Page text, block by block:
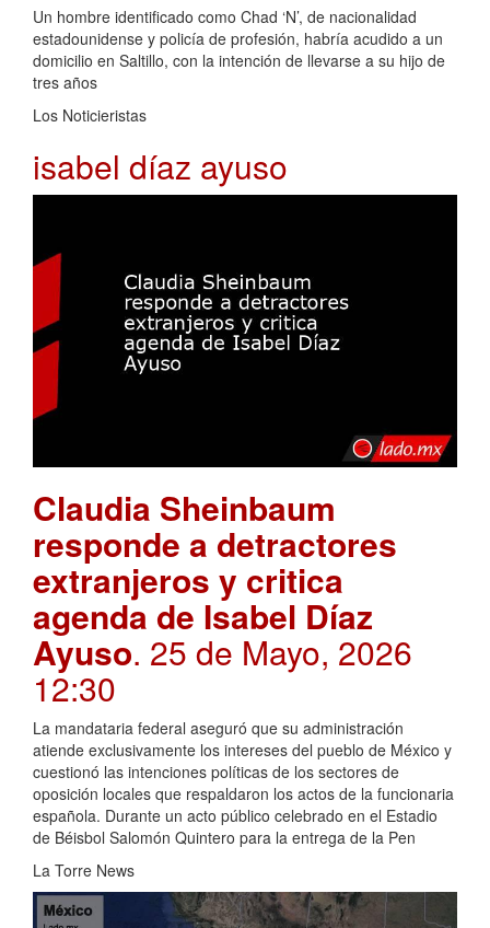
Un hombre identificado como Chad ‘N’, de nacionalidad
estadounidense y policía de profesión, habría acudido a un
domicilio en Saltillo, con la intención de llevarse a su hijo de
tres años
Los Noticieristas
isabel díaz ayuso
Claudia Sheinbaum
responde a detractores
extranjeros y critica
agenda de Isabel Díaz
Ayuso. 25 de Mayo, 2026
12:30
La mandataria federal aseguró que su administración
atiende exclusivamente los intereses del pueblo de México y
cuestionó las intenciones políticas de los sectores de
oposición locales que respaldaron los actos de la funcionaria
española. Durante un acto público celebrado en el Estadio
de Béisbol Salomón Quintero para la entrega de la Pen
La Torre News